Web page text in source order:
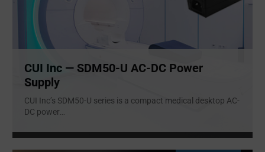
CUI Inc — SDM50-U AC-DC Power
Supply
CUI Inc’s SDM50-U series is a compact medical desktop AC-
DC power...